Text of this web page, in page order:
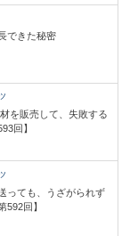
できた秘密
を販売して、失敗する
回】
っても、うざがられず
592回】